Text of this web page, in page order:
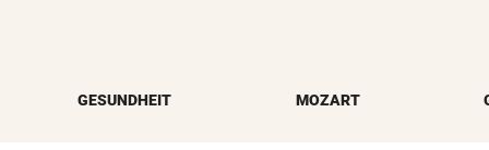
GESUNDHEIT MOZART